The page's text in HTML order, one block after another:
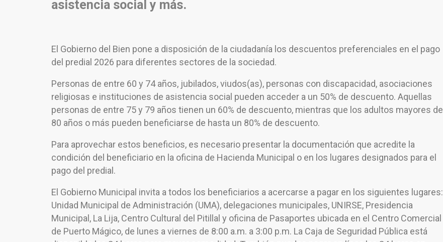
asistencia social y más.
El Gobierno del Bien pone a disposición de la ciudadanía los descuentos preferenciales en el pago
del predial 2026 para diferentes sectores de la sociedad.
Personas de entre 60 y 74 años, jubilados, viudos(as), personas con discapacidad, asociaciones
religiosas e instituciones de asistencia social pueden acceder a un 50% de descuento. Aquellas
personas de entre 75 y 79 años tienen un 60% de descuento, mientras que los adultos mayores de
80 años o más pueden beneficiarse de hasta un 80% de descuento.
Para aprovechar estos beneficios, es necesario presentar la documentación que acredite la
condición del beneficiario en la oficina de Hacienda Municipal o en los lugares designados para el
pago del predial.
El Gobierno Municipal invita a todos los beneficiarios a acercarse a pagar en los siguientes lugares:
Unidad Municipal de Administración (UMA), delegaciones municipales, UNIRSE, Presidencia
Municipal, La Lija, Centro Cultural del Pitillal y oficina de Pasaportes ubicada en el Centro Comercial
de Puerto Mágico, de lunes a viernes de 8:00 a.m. a 3:00 p.m. La Caja de Seguridad Pública está